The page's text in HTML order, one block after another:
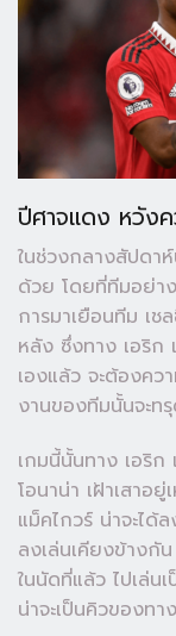
ปีศาจแดง หวัง
ในช่วงกลางสัปดา
ด้วย โดยที่ทีมอย่า
การมาเยือนทีม เช
หลัง ซึ่งทาง เอริก
เองแล้ว จะต้องคว
งานของทีมนั้นจะท
เกมนี้นั้นทาง เอริก
โอนาน่า เฝ้าเสาอ
แม็คไกวร์ น่าจะได้
ลงเล่นเคียงข้างกั
ในนัดที่แล้ว ไปเล่
น่าจะเป็นคิวของท